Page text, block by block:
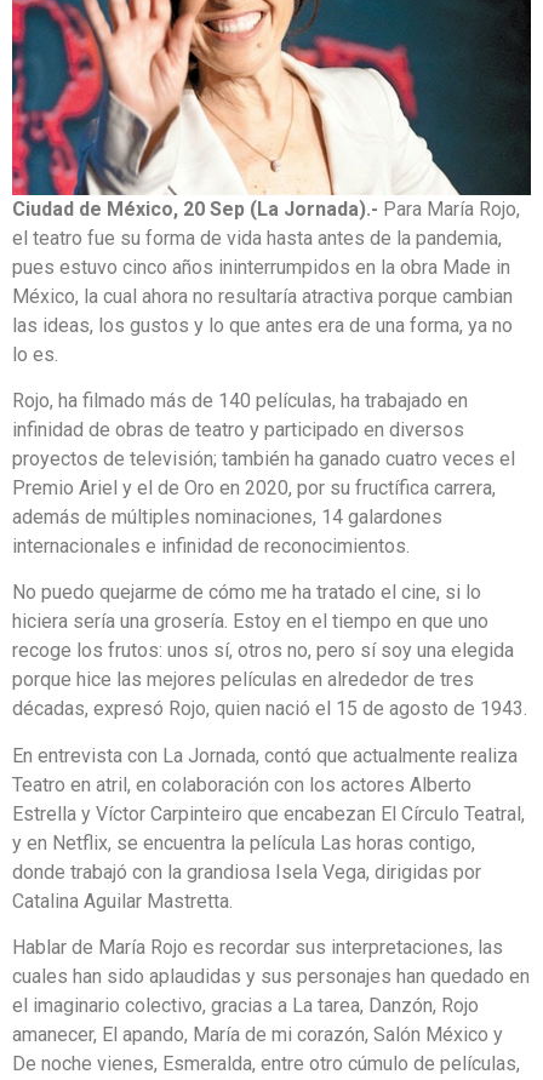
Ciudad de México, 20 Sep (La Jornada).- Para María Rojo,
el teatro fue su forma de vida hasta antes de la pandemia,
pues estuvo cinco años ininterrumpidos en la obra Made in
México, la cual ahora no resultaría atractiva porque cambian
las ideas, los gustos y lo que antes era de una forma, ya no
lo es.
Rojo, ha filmado más de 140 películas, ha trabajado en
infinidad de obras de teatro y participado en diversos
proyectos de televisión; también ha ganado cuatro veces el
Premio Ariel y el de Oro en 2020, por su fructífica carrera,
además de múltiples nominaciones, 14 galardones
internacionales e infinidad de reconocimientos.
No puedo quejarme de cómo me ha tratado el cine, si lo
hiciera sería una grosería. Estoy en el tiempo en que uno
recoge los frutos: unos sí, otros no, pero sí soy una elegida
porque hice las mejores películas en alrededor de tres
décadas, expresó Rojo, quien nació el 15 de agosto de 1943.
En entrevista con La Jornada, contó que actualmente realiza
Teatro en atril, en colaboración con los actores Alberto
Estrella y Víctor Carpinteiro que encabezan El Círculo Teatral,
y en Netflix, se encuentra la película Las horas contigo,
donde trabajó con la grandiosa Isela Vega, dirigidas por
Catalina Aguilar Mastretta.
Hablar de María Rojo es recordar sus interpretaciones, las
cuales han sido aplaudidas y sus personajes han quedado en
el imaginario colectivo, gracias a La tarea, Danzón, Rojo
amanecer, El apando, María de mi corazón, Salón México y
De noche vienes, Esmeralda, entre otro cúmulo de películas,